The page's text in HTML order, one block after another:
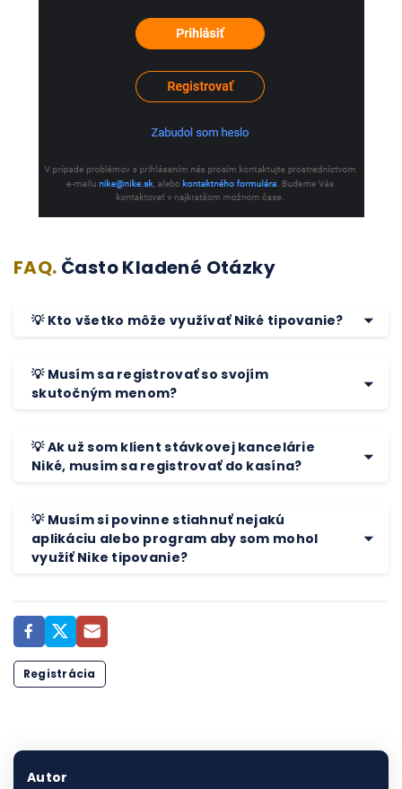
FAQ. Často Kladené Otázky
💡 Kto všetko môže využívať Niké tipovanie?
💡 Musím sa registrovať so svojím
skutočným menom?
💡 Ak už som klient stávkovej kancelárie
Niké, musím sa registrovať do kasína?
💡 Musím si povinne stiahnuť nejakú
aplikáciu alebo program aby som mohol
využiť Nike tipovanie?
Registrácia
Autor